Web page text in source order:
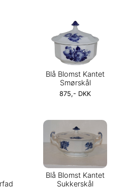
Blå Blomst Kantet
Smørskål
875,- DKK
Blå Blomst Kantet
Sukkerskål